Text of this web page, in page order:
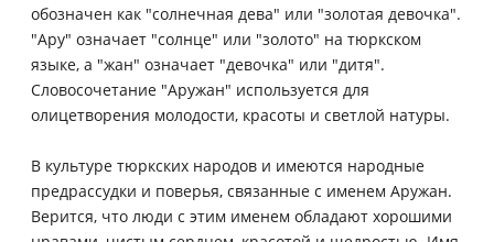
обозначен как "солнечная дева" или "золотая девочка".
"Ару" означает "солнце" или "золото" на тюркском
языке, а "жан" означает "девочка" или "дитя".
Словосочетание "Аружан" используется для
олицетворения молодости, красоты и светлой натуры.
В культуре тюркских народов и имеются народные
предрассудки и поверья, связанные с именем Аружан.
Верится, что люди с этим именем обладают хорошими